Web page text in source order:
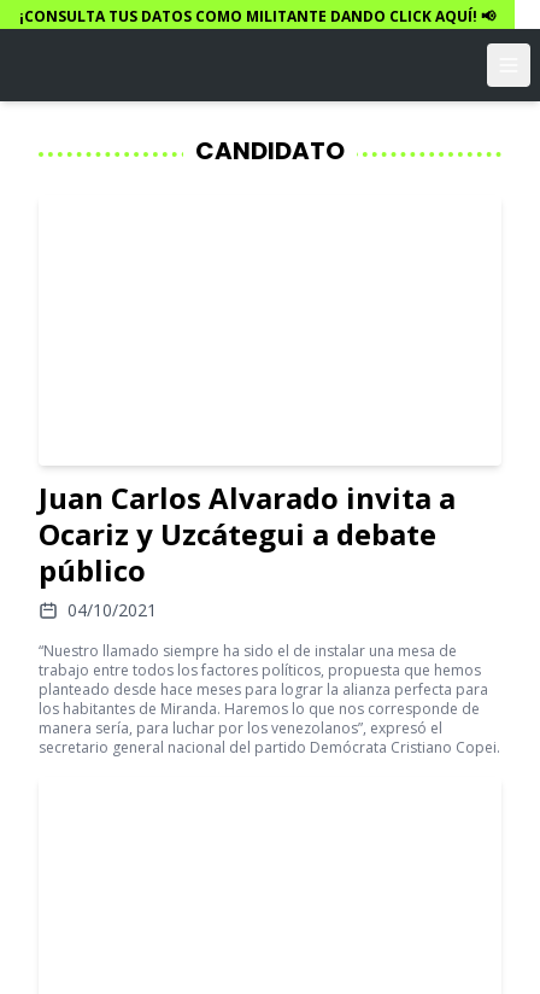
¡CONSULTA TUS DATOS COMO MILITANTE DANDO CLICK AQUÍ! 📢
CANDIDATO
Juan Carlos Alvarado invita a
Ocariz y Uzcátegui a debate
público
04/10/2021
“Nuestro llamado siempre ha sido el de instalar una mesa de
trabajo entre todos los factores políticos, propuesta que hemos
planteado desde hace meses para lograr la alianza perfecta para
los habitantes de Miranda. Haremos lo que nos corresponde de
manera sería, para luchar por los venezolanos”, expresó el
secretario general nacional del partido Demócrata Cristiano Copei.